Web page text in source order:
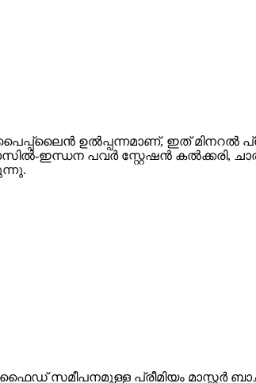
ഉൽപ്പന്നമാണ്, ഇത് മിനറൽ
ഇന്ധന പവർ സ്റ്റേഷൻ കൽക്കരി,
സമീപനമുള്ള പ്രീമിയം